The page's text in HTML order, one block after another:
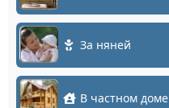
За няней
В частном доме